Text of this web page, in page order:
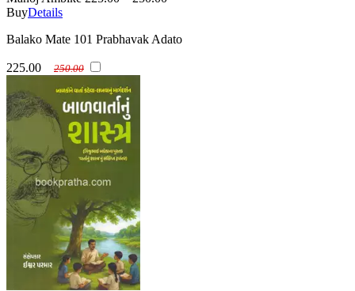
BuyDetails
Balako Mate 101 Prabhavak Adato
225.00 250.00